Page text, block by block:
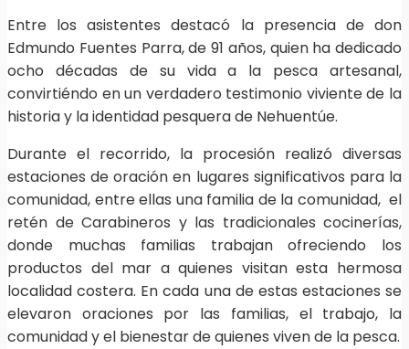
Entre los asistentes destacó la presencia de don
Edmundo Fuentes Parra, de 91 años, quien ha dedicado
ocho décadas de su vida a la pesca artesanal,
convirtiéndo en un verdadero testimonio viviente de la
historia y la identidad pesquera de Nehuentúe.
Durante el recorrido, la procesión realizó diversas
estaciones de oración en lugares significativos para la
comunidad, entre ellas una familia de la comunidad, el
retén de Carabineros y las tradicionales cocinerías,
donde muchas familias trabajan ofreciendo los
productos del mar a quienes visitan esta hermosa
localidad costera. En cada una de estas estaciones se
elevaron oraciones por las familias, el trabajo, la
comunidad y el bienestar de quienes viven de la pesca.